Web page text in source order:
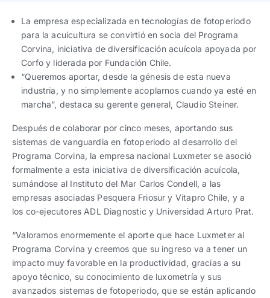
Ver todo
Español|English
Español|English
Español|English
Ver todos
Español|English
Español| English
Español| English
La empresa especializada en tecnologías de fotoperiodo
para la acuicultura se convirtió en socia del Programa
Corvina, iniciativa de diversificación acuícola apoyada por
Corfo y liderada por Fundación Chile.
“Queremos aportar, desde la génesis de esta nueva
industria, y no simplemente acoplarnos cuando ya esté en
marcha”, destaca su gerente general, Claudio Steiner.
Después de colaborar por cinco meses, aportando sus
sistemas de vanguardia en fotoperiodo al desarrollo del
Programa Corvina, la empresa nacional Luxmeter se asoció
formalmente a esta iniciativa de diversificación acuícola,
sumándose al Instituto del Mar Carlos Condell, a las
empresas asociadas Pesquera Friosur y Vitapro Chile, y a
los co-ejecutores ADL Diagnostic y Universidad Arturo Prat.
“Valoramos enormemente el aporte que hace Luxmeter al
Programa Corvina y creemos que su ingreso va a tener un
impacto muy favorable en la productividad, gracias a su
apoyo técnico, su conocimiento de luxometría y sus
avanzados sistemas de fotoperiodo, que se están aplicando